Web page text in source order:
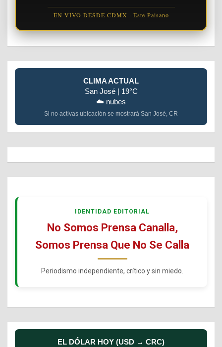
EN VIVO DESDE CDMX · Este Paisano
CLIMA ACTUAL
San José | 19°C
☁️ nubes
Si no activas ubicación se mostrará San José, CR
IDENTIDAD EDITORIAL
No Somos Prensa Canalla,
Somos Prensa Que No Se Calla
Periodismo independiente, crítico y sin miedo.
EL DÓLAR HOY (USD → CRC)